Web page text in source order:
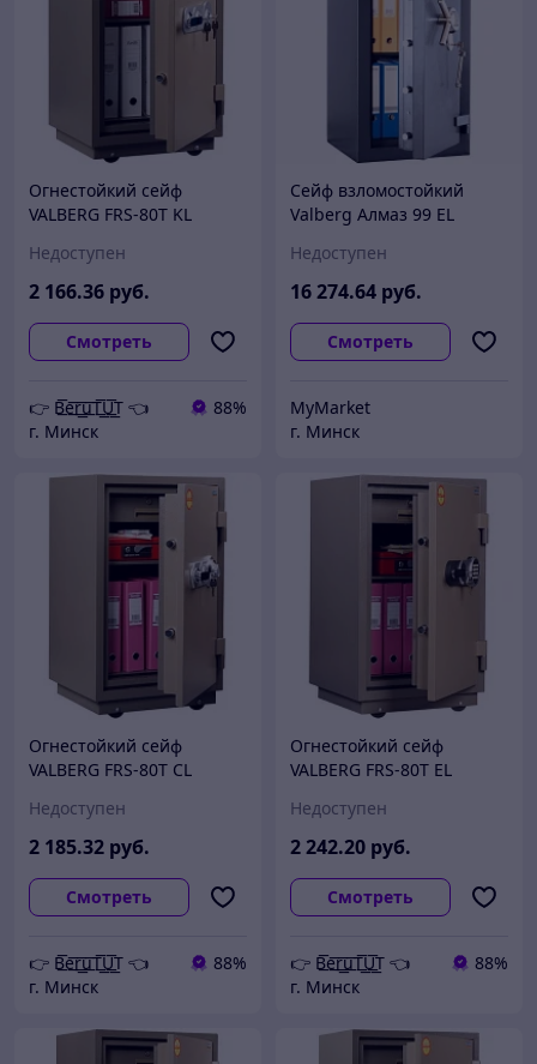
Огнестойкий сейф
VALBERG FRS-80T KL
Недоступен
2 166.36 руб.
Смотреть
👉 B͟͞e͟͞r͟͟͞u͟͞T͟͟͞U͟͟͞T 👈
88%
г. Минск
Сейф взломостойкий
Valberg Алмаз 99 EL
Недоступен
16 274.64 руб.
Смотреть
MyMarket
г. Минск
Огнестойкий сейф
VALBERG FRS-80T CL
Недоступен
2 185.32 руб.
Смотреть
👉 B͟͞e͟͞r͟͟͞u͟͞T͟͟͞U͟͟͞T 👈
88%
г. Минск
Огнестойкий сейф
VALBERG FRS-80T EL
Недоступен
2 242.20 руб.
Смотреть
👉 B͟͞e͟͞r͟͟͞u͟͞T͟͟͞U͟͟͞T 👈
88%
г. Минск